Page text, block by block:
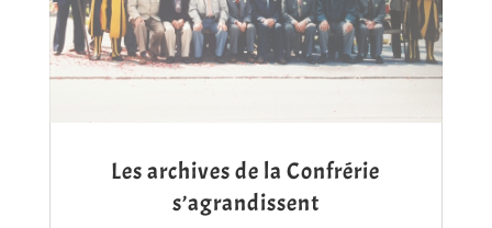
Les archives de la Confrérie
s’agrandissent